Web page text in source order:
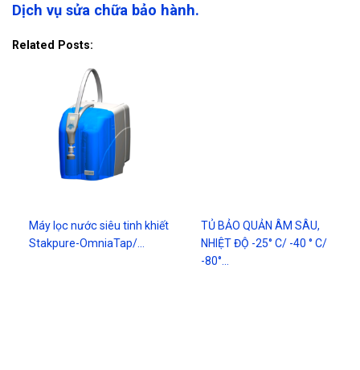
Dịch vụ sửa chữa bảo hành.
Related Posts:
Máy lọc nước siêu tinh khiết
Stakpure-OmniaTap/…
TỦ BẢO QUẢN ÂM SÂU,
NHIỆT ĐỘ -25° C/ -40 ° C/
-80°…